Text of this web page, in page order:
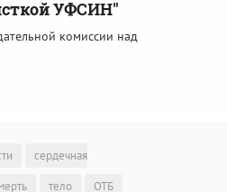
УФСИН"
комиссии над
сердечная
тело ОТБ